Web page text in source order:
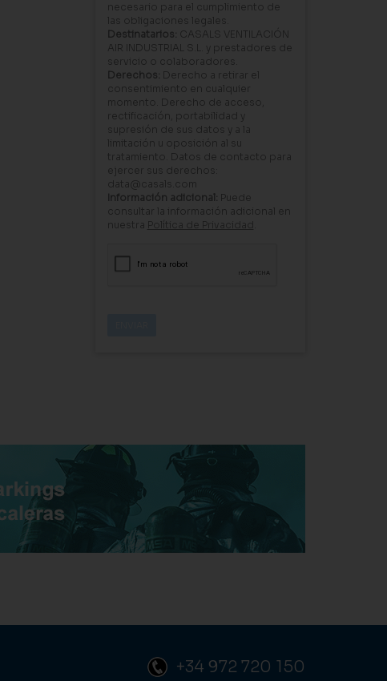
necesario para el cumplimiento de
las obligaciones legales.
Destinatarios: CASALS VENTILACIÓN
AIR INDUSTRIAL S.L. y prestadores de
servicio o colaboradores.
Derechos: Derecho a retirar el
consentimiento en cualquier
momento. Derecho de acceso,
rectificación, portabilidad y
supresión de sus datos y a la
limitación u oposición al su
tratamiento. Datos de contacto para
ejercer sus derechos:
data@casals.com
Información adicional: Puede
consultar la información adicional en
nuestra Política de Privacidad
+34 972 720 150